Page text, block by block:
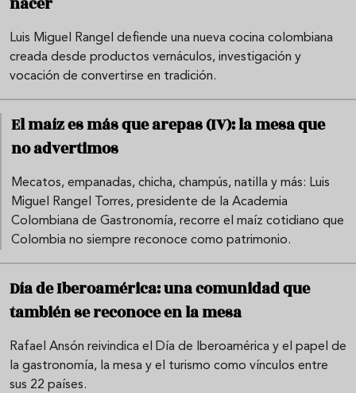
Luis Miguel Rangel defiende una nueva cocina colombiana
creada desde productos vernáculos, investigación y
vocación de convertirse en tradición.
El maíz es más que arepas (IV): la mesa que
no advertimos
Mecatos, empanadas, chicha, champús, natilla y más: Luis
Miguel Rangel Torres, presidente de la Academia
Colombiana de Gastronomía, recorre el maíz cotidiano que
Colombia no siempre reconoce como patrimonio.
Día de Iberoamérica: una comunidad que
también se reconoce en la mesa
Rafael Ansón reivindica el Día de Iberoamérica y el papel de
la gastronomía, la mesa y el turismo como vínculos entre
sus 22 países.